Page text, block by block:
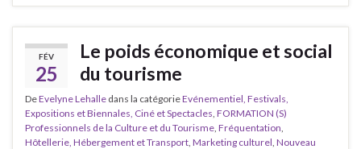
FÉV
25
Le poids économique et social
du tourisme
DeEvelyne Lehalle dans la catégorieEvénementiel, Festivals,
Expositions et Biennales, Ciné et Spectacles, FORMATION (S)
Professionnels de la Culture et du Tourisme, Fréquentation,
Hôtellerie, Hébergement et Transport, Marketing culturel, Nouveau